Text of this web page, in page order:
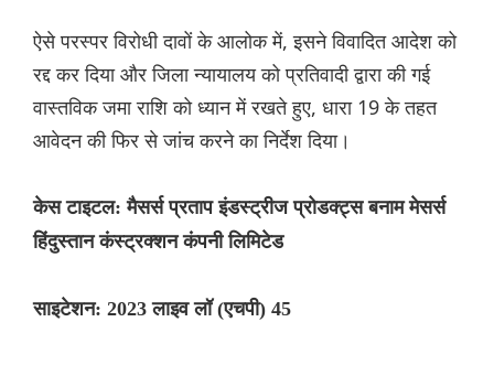
ऐसे परस्पर विरोधी दावों के आलोक में, इसने विवादित आदेश को
रद्द कर दिया और जिला न्यायालय को प्रतिवादी द्वारा की गई
वास्तविक जमा राशि को ध्यान में रखते हुए, धारा 19 के तहत
आवेदन की फिर से जांच करने का निर्देश दिया।
केस टाइटल: मैसर्स प्रताप इंडस्ट्रीज प्रोडक्ट्स बनाममेसर्स
हिंदुस्तान कंस्ट्रक्शन कंपनी लिमिटेड
साइटेशन: 2023 लाइव लॉ (एचपी) 45